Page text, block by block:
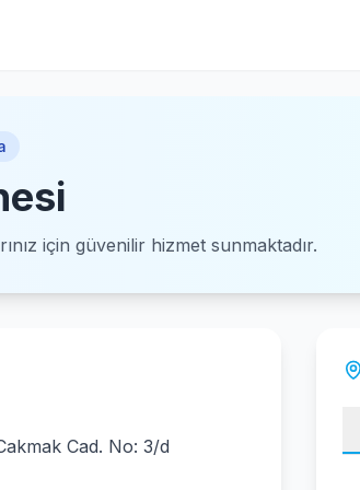
için güvenilir hizmet sunmaktadır.
Cad. No: 3/d